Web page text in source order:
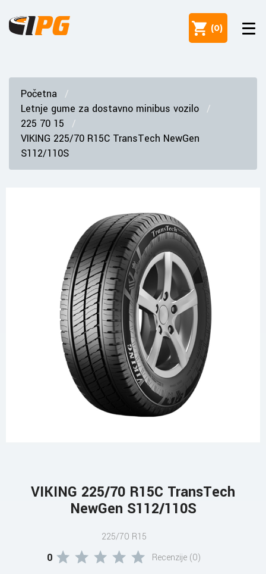
(0)
Početna
Letnje gume za dostavno minibus vozilo
225 70 15
VIKING 225/70 R15C TransTech NewGen
S112/110S
VIKING 225/70 R15C TransTech
NewGen S112/110S
225/70 R15
0 Recenzije (0)